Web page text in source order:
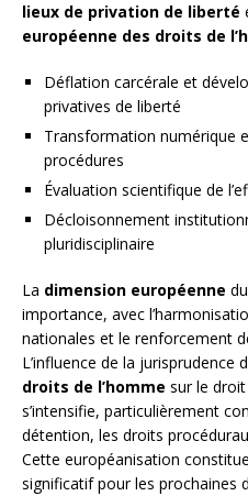
lieux de privation de liberté
européenne des droits de
Déflation carcérale et
privatives de liberté
Transformation numérique
procédures
Évaluation scientifique de
Décloisonnement
pluridisciplinaire
La dimension européenne
importance, avec
nationales et le renforcement
L’influence de la jurisprudence
droits de l’homme sur le
s’intensifie, particulièrement
détention, les droits
Cette européanisation
significatif pour les prochaines